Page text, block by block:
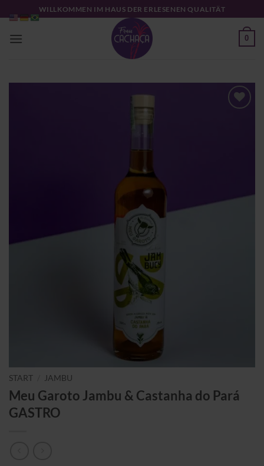
Inhalt
springen
WILLKOMMEN IM HAUS DER ERLESENEN QUALITÄT
0
START JAMBU
Meu Garoto Jambu & Castanha do Pará
GASTRO